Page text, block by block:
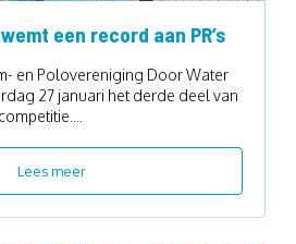
een record aan PR’s
en Polovereniging Door Water
27 januari het derde deel van
Lees meer